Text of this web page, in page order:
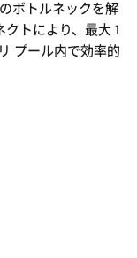
ボトルネックを解
トにより、最大 1
プール内で効率的